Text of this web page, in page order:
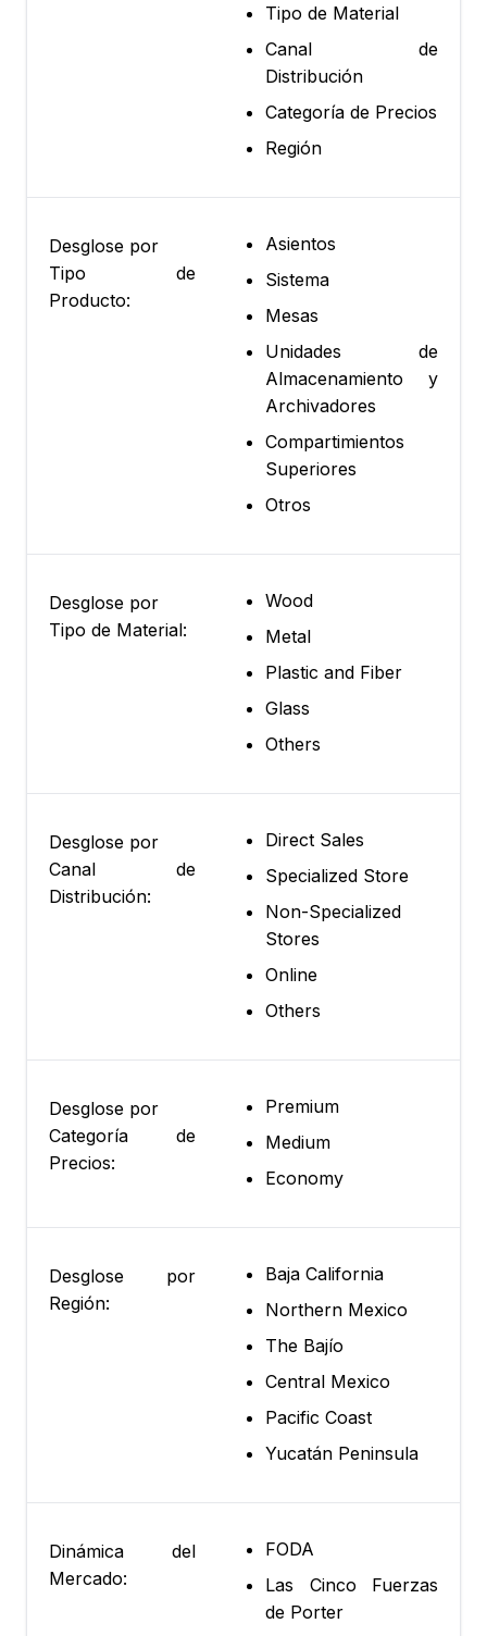
Tipo de Material
Canal de
Distribución
Categoría de Precios
Región
Desglose por
Tipo de
Producto:
Asientos
Sistema
Mesas
Unidades de
Almacenamiento y
Archivadores
Compartimientos
Superiores
Otros
Desglose por
Tipo de Material:
Wood
Metal
Plastic and Fiber
Glass
Others
Desglose por
Canal de
Distribución:
Direct Sales
Specialized Store
Non-Specialized
Stores
Online
Others
Desglose por
Categoría de
Precios:
Premium
Medium
Economy
Desglose por
Región:
Baja California
Northern Mexico
The Bajío
Central Mexico
Pacific Coast
Yucatán Peninsula
Dinámica del
Mercado:
FODA
Las Cinco Fuerzas
de Porter